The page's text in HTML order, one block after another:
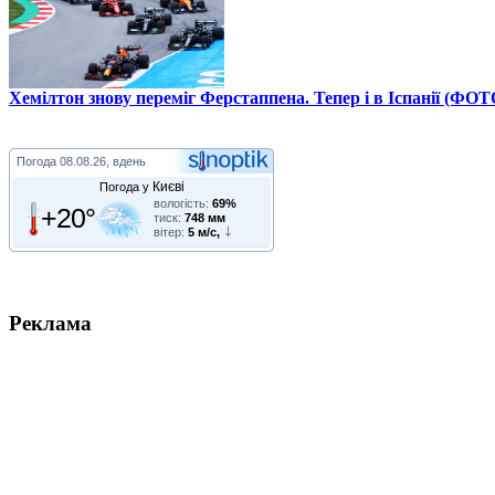
Хемілтон знову переміг Ферстаппена. Тепер і в Іспанії
Погода 08.08.26, вдень
Погода у Києві
+20° вологість: 69%
тиск: 748 мм
вітер: 5 м/с,
Реклама